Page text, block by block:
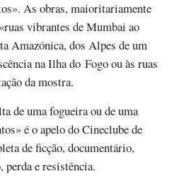
As obras, maioritariamente
vibrantes de Mumbai ao
Amazónica, dos Alpes de um
na Ilha do Fogo ou às ruas
da mostra.
de uma fogueira ou de uma
é o apelo do Cineclube de
de ficção, documentário,
perda e resistência.